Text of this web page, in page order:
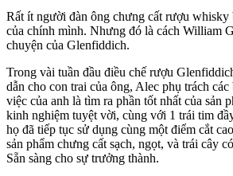
Rất ít người đàn ông chưng cất rượu whisky
của chính mình. Nhưng đó là cách William
chuyện của Glenfiddich.
Trong vài tuần đầu điều chế rượu
dẫn cho con trai của ông, Alec phụ trách
việc của anh là tìm ra phần tốt nhất của sản
kinh nghiệm tuyệt vời, cùng với 1 trái tim
họ đã tiếp tục sử dụng cùng một điểm cắt
sản phẩm chưng cất sạch, ngọt, và trái cây
Sẵn sàng cho sự trưởng thành.